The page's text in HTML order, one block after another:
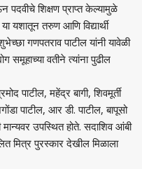
शिक्षण प्राप्त केल्यामुळे
यशातून तरुण आणि विद्यार्थी
गणपतराव पाटील यांनी यावेळी
समूहाच्या वतीने त्यांना पुढील
पाटील, महेंद्र बागी, शिवमूर्ती
पाटील, आर डी. पाटील, बापूसो
उपस्थित होते. सदाशिव आंबी
मित्र पुरस्कार देखील मिळाला